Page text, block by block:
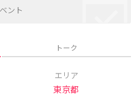
ント
トーク
エリア
東京都